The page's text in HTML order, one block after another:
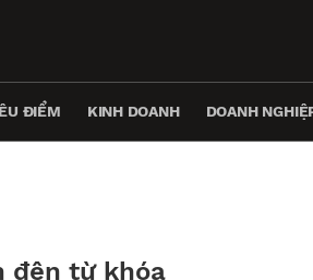
ĐIỂM KINH DOANH DOANH
đên từ khóa